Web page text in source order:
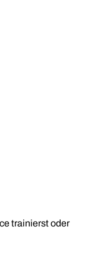
trainierst oder